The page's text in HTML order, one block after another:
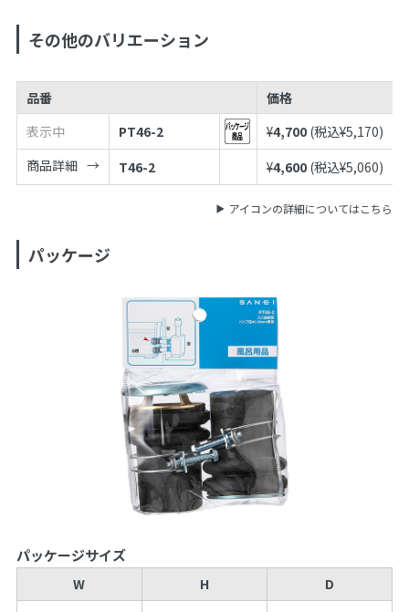
その他のバリエーション
品番 価格
表示中
PT46-2 ¥4,700 (税込¥5,170)
商品詳細
T46-2 ¥4,600 (税込¥5,060)
アイコンの詳細についてはこちら
パッケージ
パッケージサイズ
W H
D